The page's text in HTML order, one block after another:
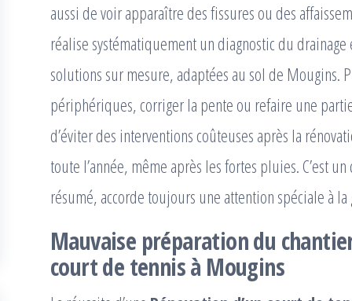
aussi de voir apparaître des fissures ou des
réalise systématiquement un diagnostic du
solutions sur mesure, adaptées au sol de Mougins.
périphériques, corriger la pente ou refaire une
d’éviter des interventions coûteuses après la
toute l’année, même après les fortes pluies. C’est
résumé, accorde toujours une attention spéciale à la
Mauvaise préparation du
court de tennis à Mougins